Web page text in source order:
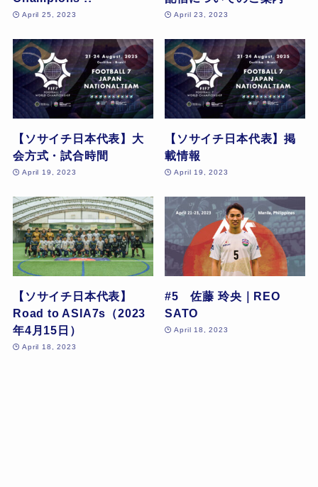
April 25, 2023 April 23, 2023
【ソサイチ日本代表】大
会方式・試合時間
April 19, 2023
【ソサイチ日本代表】掲
載情報
April 19, 2023
【ソサイチ日本代表】
Road to ASIA7s（2023
年4月15日）
April 18, 2023
#5 佐藤 玲央｜REO
SATO
April 18, 2023